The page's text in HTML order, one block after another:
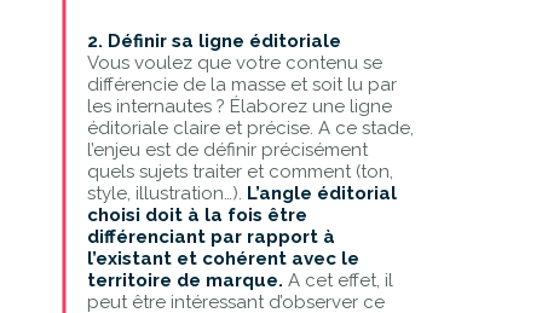
2. Définir sa ligne éditoriale
Vous voulez que votre contenu se
différencie de la masse et soit lu par
les internautes ? Élaborez une ligne
éditoriale claire et précise. A ce stade,
l’enjeu est de définir précisément
quels sujets traiter et comment (ton,
style, illustration…). L’angle éditorial
choisi doit à la fois être
différenciant par rapport à
l’existant et cohérent avec le
territoire de marque. A cet effet, il
peut être intéressant d’observer ce